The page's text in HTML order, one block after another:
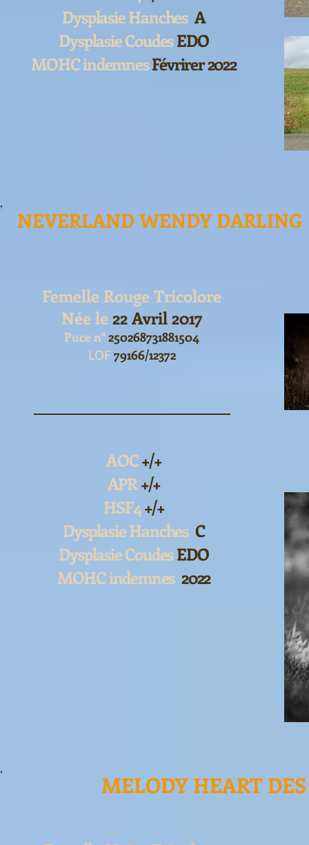
Dysplasie Hanches A
Dysplasie CoudesEDO
MOHC indemnesFévrirer 2022
NEVERLAND WENDY
Femelle Rouge Tricolore
Née le22 Avril 2017
Puce n°250268731881504
LOF 79166/12372
AOC+/+
APR+/+
HSF4+/+
Dysplasie Hanches C
Dysplasie CoudesEDO
MOHC indemnes 2022
MELODY HEART